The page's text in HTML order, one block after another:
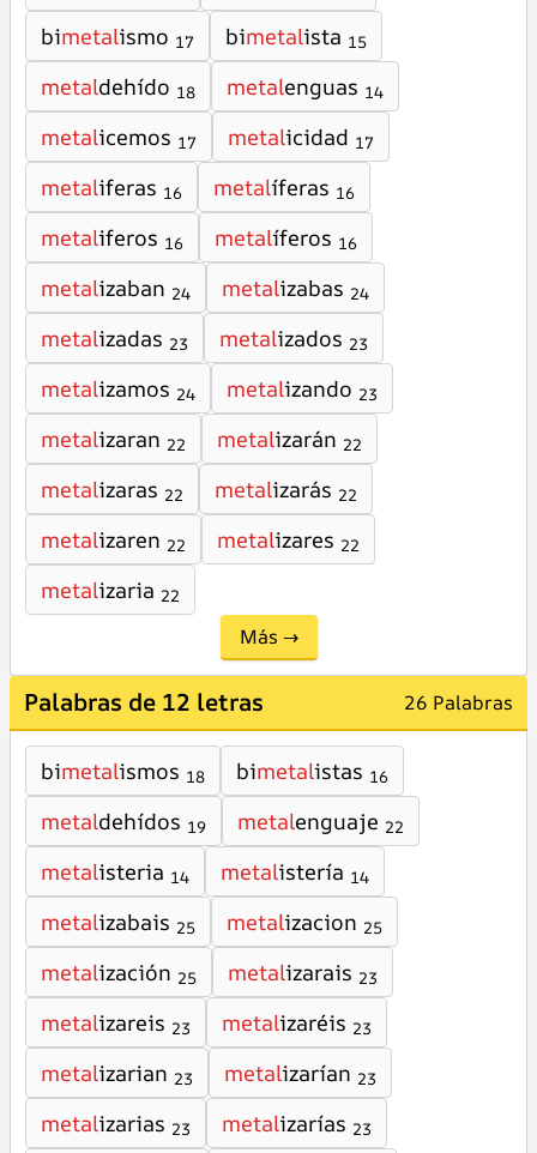
bimetalismo 17 bimetalista 15
metaldehído 18 metalenguas 14
metalicemos 17 metalicidad 17
metaliferas 16 metalíferas 16
metaliferos 16 metalíferos 16
metalizaban 24 metalizabas 24
metalizadas 23 metalizados 23
metalizamos 24 metalizando 23
metalizaran 22 metalizarán 22
metalizaras 22 metalizarás 22
metalizaren 22 metalizares 22
metalizaria 22
Más →
Palabras de 12 letras 26 Palabras
bimetalismos 18 bimetalistas 16
metaldehídos 19 metalenguaje 22
metalisteria 14 metalistería 14
metalizabais 25 metalizacion 25
metalización 25 metalizarais 23
metalizareis 23 metalizaréis 23
metalizarian 23 metalizarían 23
metalizarias 23 metalizarías 23